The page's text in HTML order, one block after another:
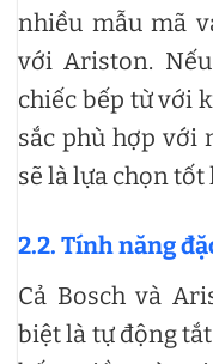
nhiều mẫu mã
với Ariston.
chiếc bếp từ với
sắc phù hợp với
sẽ là lựa chọn tốt
2.2. Tính năng
Cả Bosch và
biệt là tự động